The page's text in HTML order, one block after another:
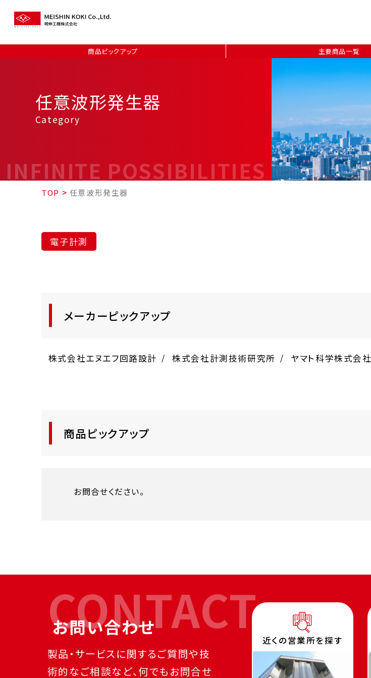
商品ピックアップ 主要商品一覧
任意波形発生器
Category
INFINITE POSSIBILITIES
TOP > 任意波形発生器
電子計測
メーカーピックアップ
株式会社エヌエフ回路設計 株式会社計測技術研究所 ヤマト科学株式会社
商品ピックアップ
お問合せください。
CONTACT
お問い合わせ
製品・サービスに関するご質問や技
術的なご相談など、何でもお問合せ
近くの営業所を探す